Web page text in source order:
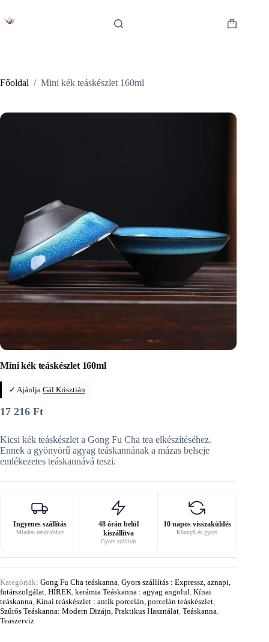
content
Shopping
Főoldal / Mini kék teáskészlet 160ml
Mini kék teáskészlet 160ml
✓ Ajánlja Gál Krisztián
17 216 Ft
Kicsi kék teáskészlet a Gong Fu Cha tea elkészítéséhez.
Ennek a gyönyörű agyag teáskannának a mázas belseje
emlékezetes teáskannává teszi.
Ingyenes szállítás
Minden rendeléshez
48 órán belül
kiszállítva
Gyors szállítás
10 napos visszaküldés
Könnyű és gyors
Kategóriák: Gong Fu Cha teáskanna Gyors szállítás : Expressz, aznapi,
futárszolgálat HÍREK kerámia Teáskanna : agyag angolul Kínai
teáskanna Kínai teáskészlet : antik porcelán, porcelán teáskészlet
Szűrős Teáskanna: Modern Dizájn, Praktikus Használat Teáskanna
Teaszerviz